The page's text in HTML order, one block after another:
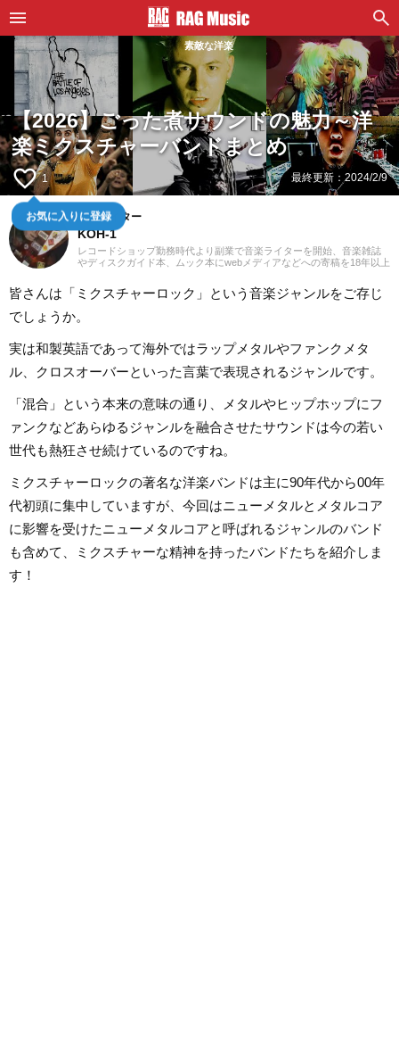
素敵な洋楽
【2026】ごった煮サウンドの魅力～洋
楽ミクスチャーバンドまとめ
favorite_border 1
お気に入りに登録
最終更新：2024/2/9
音楽ライター
KOH-1
レコードショップ勤務時代より副業で音楽ライターを開始、音楽雑誌
やディスクガイド本、ムック本にwebメディアなどへの寄稿を18年以上
35年以上「好きなものが好き」をモットーに好奇心を忘れないことを
常に心がけています。バンド活動歴あり、作詞作曲を担当するベーシ
ピアノ。40代半ばから英語の勉強を開始、現在も継続中です。
皆さんは「ミクスチャーロック」という音楽ジャンルをご存じ
でしょうか。
実は和製英語であって海外ではラップメタルやファンクメタ
ル、クロスオーバーといった言葉で表現されるジャンルです。
「混合」という本来の意味の通り、メタルやヒップホップにフ
ァンクなどあらゆるジャンルを融合させたサウンドは今の若い
世代も熱狂させ続けているのですね。
ミクスチャーロックの著名な洋楽バンドは主に90年代から00年
代初頭に集中していますが、今回はニューメタルとメタルコア
に影響を受けたニューメタルコアと呼ばれるジャンルのバンド
も含めて、ミクスチャーな精神を持ったバンドたちを紹介しま
す！